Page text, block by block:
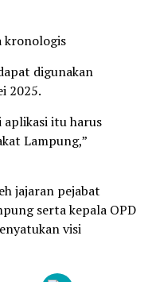
kronologis
digunakan
2025.
itu harus
Lampung,”
jajaran pejabat
serta kepala OPD
visi